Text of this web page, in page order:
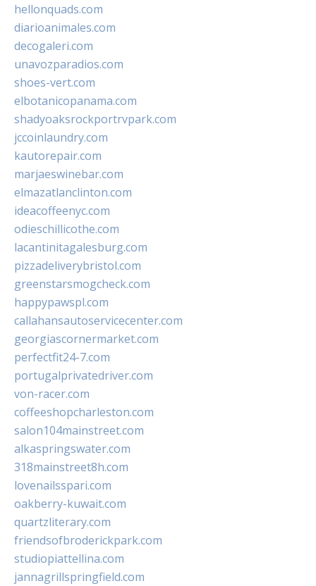
hellonquads.com
diarioanimales.com
decogaleri.com
unavozparadios.com
shoes-vert.com
elbotanicopanama.com
shadyoaksrockportrvpark.com
jccoinlaundry.com
kautorepair.com
marjaeswinebar.com
elmazatlanclinton.com
ideacoffeenyc.com
odieschillicothe.com
lacantinitagalesburg.com
pizzadeliverybristol.com
greenstarsmogcheck.com
happypawspl.com
callahansautoservicecenter.com
georgiascornermarket.com
perfectfit24-7.com
portugalprivatedriver.com
von-racer.com
coffeeshopcharleston.com
salon104mainstreet.com
alkaspringswater.com
318mainstreet8h.com
lovenailsspari.com
oakberry-kuwait.com
quartzliterary.com
friendsofbroderickpark.com
studiopiattellina.com
jannagrillspringfield.com